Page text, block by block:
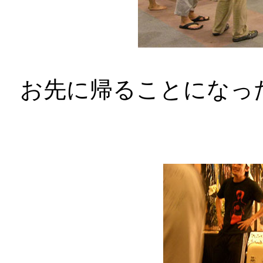
お先に帰ることにな